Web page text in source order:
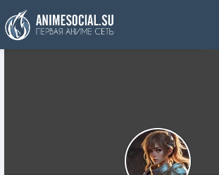
Funding